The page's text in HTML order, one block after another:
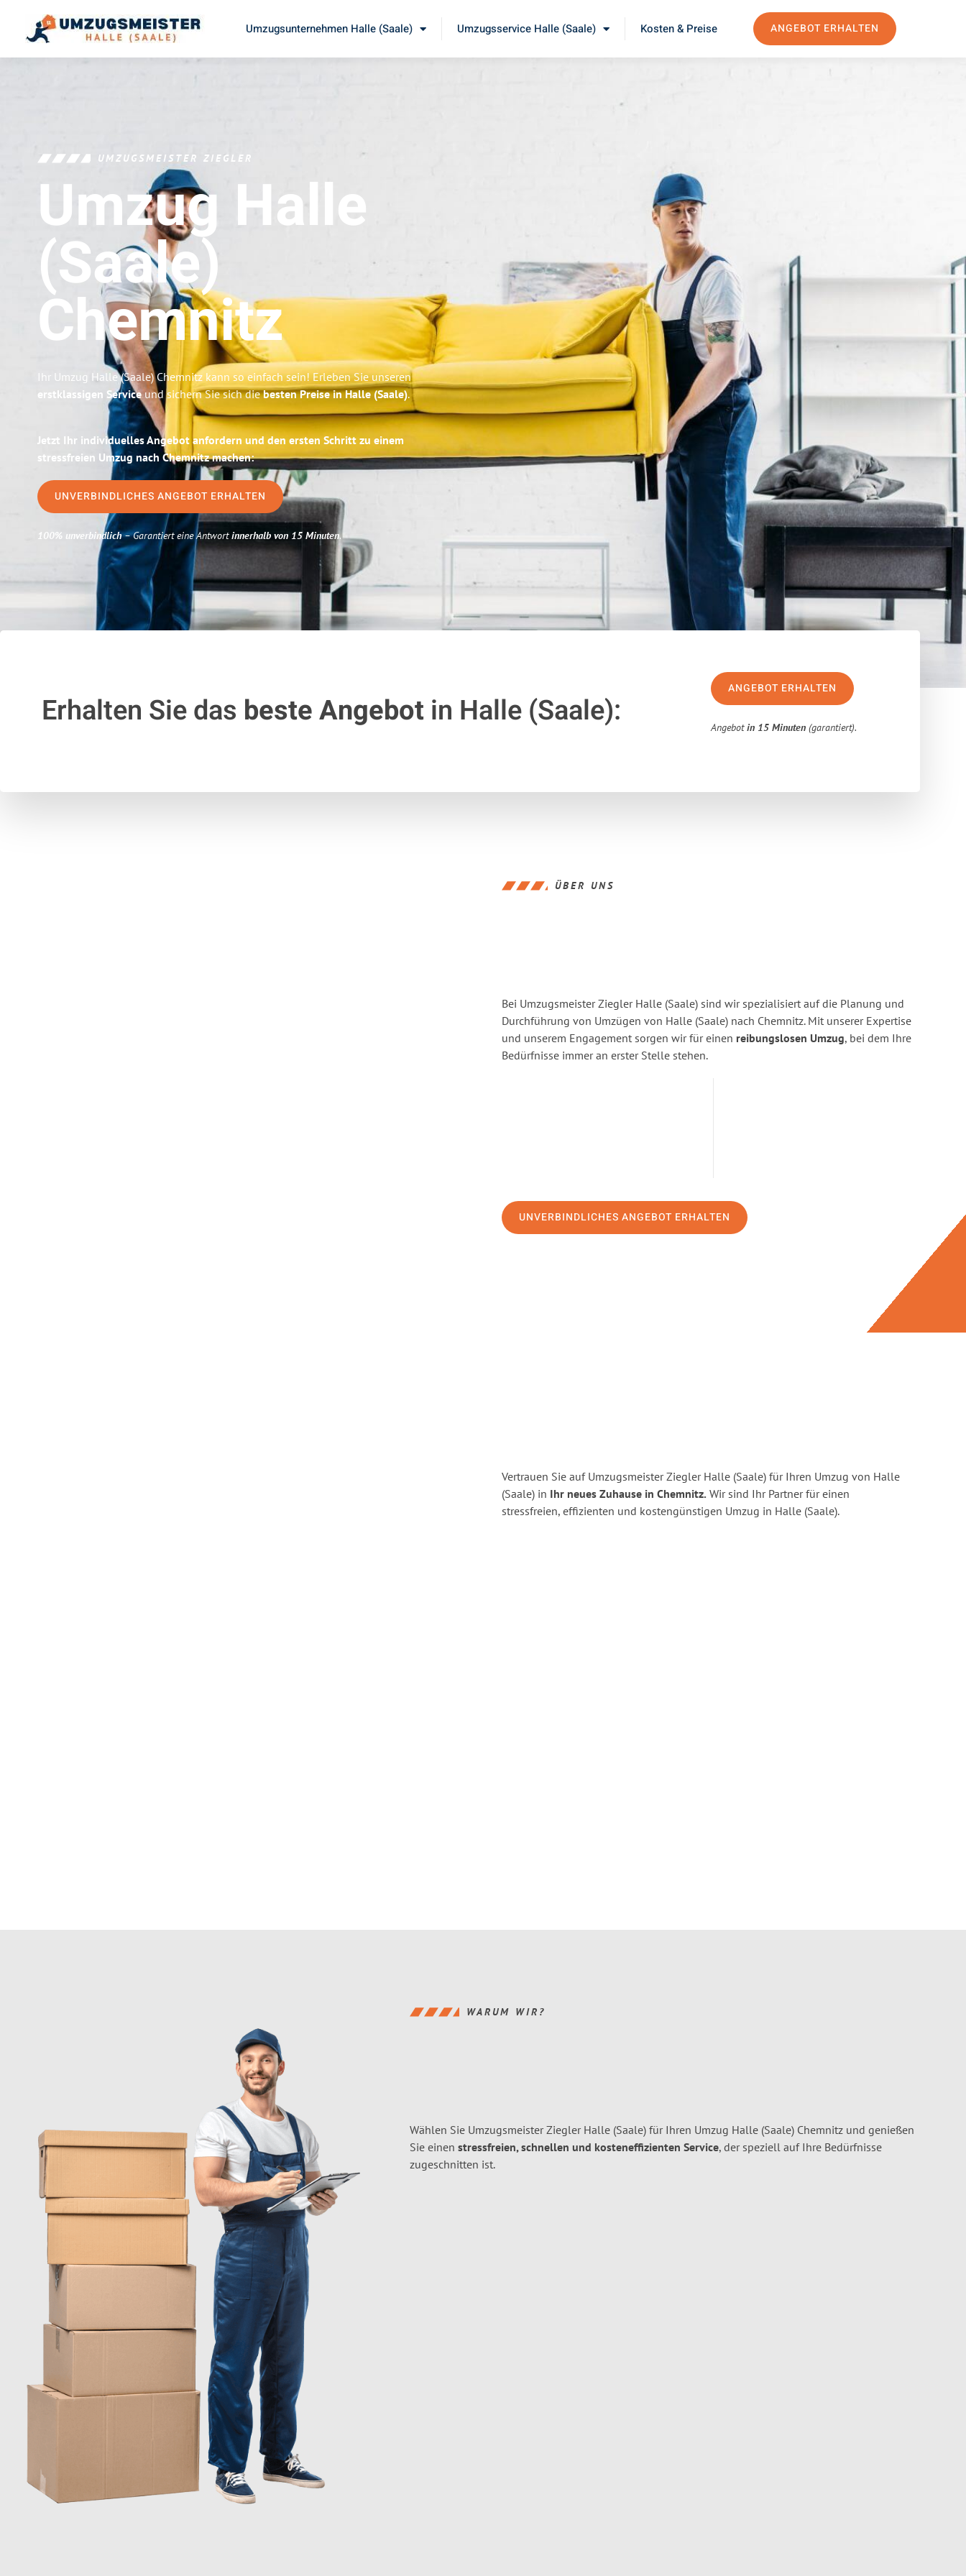
Umzugsunternehmen Halle (Saale) Umzugsservice Halle (Saale) Kosten & Preise ANGEBOT ERHALTEN
UMZUGSMEISTER ZIEGLER
Umzug Halle
(Saale)
Chemnitz
Ihr Umzug Halle (Saale) Chemnitz kann so einfach sein! Erleben Sie unseren
erstklassigen Serviceund sichern Sie sich diebesten Preise in Halle (Saale).
Jetzt Ihr individuelles Angebot anfordern und den ersten Schritt zu einem
stressfreien Umzug nach Chemnitz machen:
UNVERBINDLICHES ANGEBOT ERHALTEN
100% unverbindlich– Garantiert eine Antwortinnerhalb von 15 Minuten.
Erhalten Sie das beste Angebotin Halle (Saale):
ANGEBOT ERHALTEN
Angebotin 15 Minuten (garantiert).
ÜBER UNS
Bei Umzugsmeister Ziegler Halle (Saale) sind wir spezialisiert auf die Planung und
Durchführung von Umzügen von Halle (Saale) nach Chemnitz. Mit unserer Expertise
und unserem Engagement sorgen wir für einen reibungslosen Umzug, bei dem Ihre
Bedürfnisse immer an erster Stelle stehen.
UNVERBINDLICHES ANGEBOT ERHALTEN
Vertrauen Sie auf Umzugsmeister Ziegler Halle (Saale) für Ihren Umzug von Halle
(Saale) in Ihr neues Zuhause in Chemnitz. Wir sind Ihr Partner für einen
stressfreien, effizienten und kostengünstigen Umzug in Halle (Saale).
WARUM WIR?
Wählen Sie Umzugsmeister Ziegler Halle (Saale) für Ihren Umzug Halle (Saale) Chemnitz und genießen
Sie einen stressfreien, schnellen und kosteneffizienten Service, der speziell auf Ihre Bedürfnisse
zugeschnitten ist.